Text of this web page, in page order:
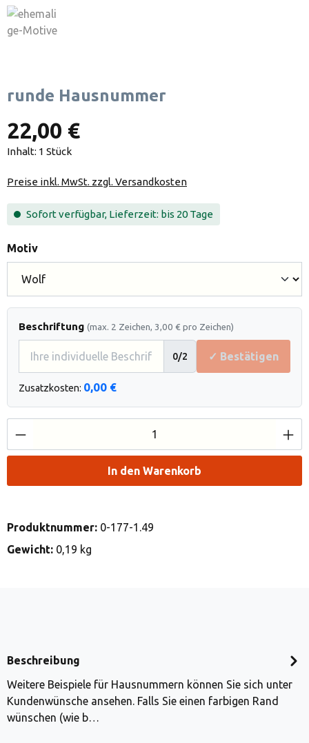
runde Hausnummer
22,00 €
Inhalt: 1 Stück
Preise inkl. MwSt. zzgl. Versandkosten
Sofort verfügbar, Lieferzeit: bis 20 Tage
Motivauswählen
Beschriftung (max. 2 Zeichen, 3,00 € pro Zeichen)
0/2 ✓ Bestätigen
Zusatzkosten: 0,00 €
Produkt Anzahl: Gib den gewünschten
In den Warenkorb
Produktnummer: 0-177-1.49
Gewicht: 0,19 kg
Beschreibung
Weitere Beispiele für Hausnummern können Sie sich unter
Kundenwünsche ansehen. Falls Sie einen farbigen Rand
wünschen (wie b…